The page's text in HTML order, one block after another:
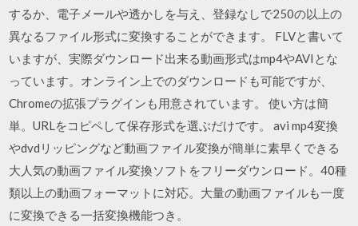
するか、電子メールや透かしを与え、登録なしで250の以上の
異なるファイル形式に変換することができます。 FLVと書いて
いますが、実際ダウンロード出来る動画形式はmp4やAVIとな
っています。オンライン上でのダウンロードも可能ですが、
Chromeの拡張プラグインも用意されています。 使い方は簡
単。URLをコピペして保存形式を選ぶだけです。 avi mp4変換
やdvdリッピングなど動画ファイル変換が簡単に素早くできる
大人気の動画ファイル変換ソフトをフリーダウンロード。40種
類以上の動画フォーマットに対応。大量の動画ファイルも一度
に変換できる一括変換機能つき。